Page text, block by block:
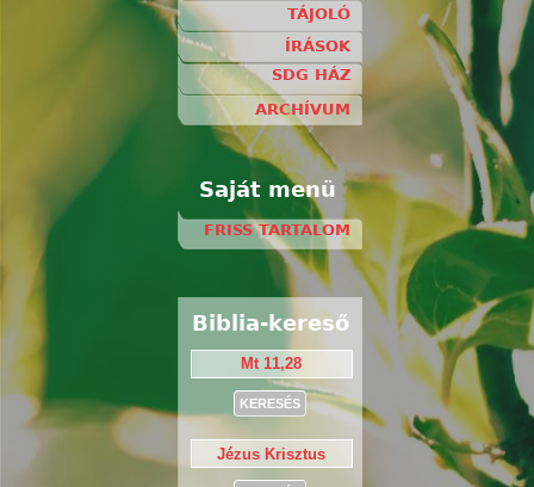
TÁJOLÓ
ÍRÁSOK
SDG HÁZ
ARCHÍVUM
Saját menü
FRISS TARTALOM
Biblia-kereső